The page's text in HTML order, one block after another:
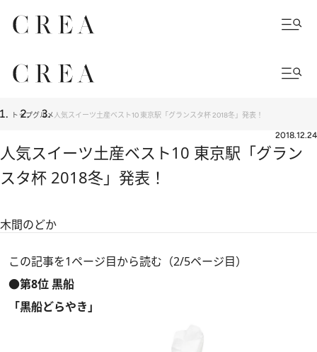
トップグルメ人気スイーツ土産ベスト10 東京駅「グランスタ杯 2018冬」発表！
2018.12.24
人気スイーツ土産ベスト10 東京駅「グラン
スタ杯 2018冬」発表！
木間のどか
この記事を1ページ目から読む（2/5ページ目）
●第8位 黒船
「黒船どらやき」